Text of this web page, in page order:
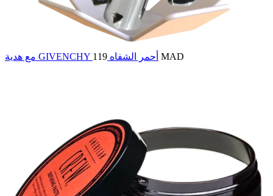
مع هدية GIVENCHY أحمر الشفاه 119 MAD